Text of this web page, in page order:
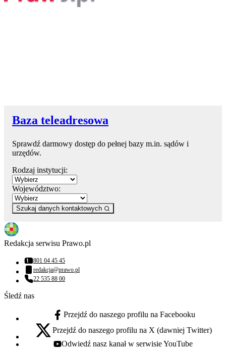
Baza teleadresowa
Sprawdź darmowy dostęp do pełnej bazy m.in. sądów i
urzędów.
Rodzaj instytucji:
Województwo:
Szukaj danych kontaktowych
Redakcja serwisu Prawo.pl
Numer telefonu:
801 04 45 45
Adres email:
redakcja@prawo.pl
Numer telefonu:
22 535 88 00
Śledź nas
facebook - otwiera się w nowej karcie
Przejdź do naszego profilu na Facebooku
x - otwiera się w nowej karcie
Przejdź do naszego profilu na X (dawniej Twitter)
youtube - otwiera się w nowej karcie
Odwiedź nasz kanał w serwisie YouTube